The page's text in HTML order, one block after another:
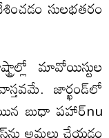
సులభతరం
మావోయిస్టుల
జార్ఖండ్‌లో
బుధా పహార్‌nu
అమలు చేయడం